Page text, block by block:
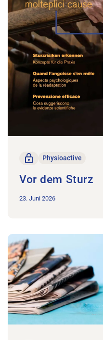
Nur für Mitglieder
Physioactive
Vor dem Sturz
23. Juni 2026
Zum Beitrag Kurz und bündig